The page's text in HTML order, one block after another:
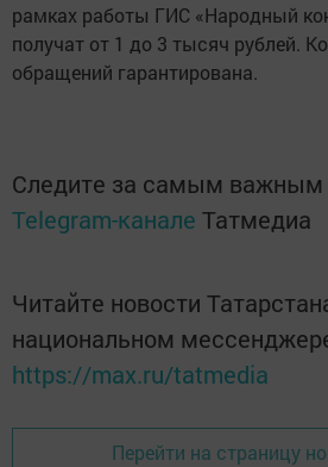
рамках работы ГИС «Народный
получат от 1 до 3 тысяч рублей.
обращений гарантирована.
Следите за самым важным
Telegram-канале Татмедиа
Читайте новости
национальном
https://max.ru/tatmedia
Перейти на страницу